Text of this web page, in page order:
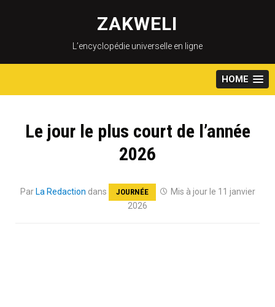
content
ZAKWELI
L’encyclopédie universelle en ligne
HOME
Le jour le plus court de l’année
2026
Par La Redaction dans JOURNÉE
Mis à jour le 11 janvier
2026